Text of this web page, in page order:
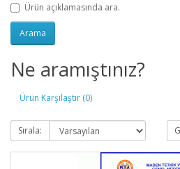
Ürün açıklamasında ara.
Ne aramıştınız?
Ürün Karşılaştır (0)
Sırala: